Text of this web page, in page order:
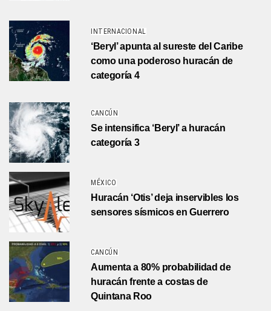
INTERNACIONAL
‘Beryl’ apunta al sureste del Caribe
como una poderoso huracán de
categoría 4
CANCÚN
Se intensifica ‘Beryl’ a huracán
categoría 3
MÉXICO
Huracán ‘Otis’ deja inservibles los
sensores sísmicos en Guerrero
CANCÚN
Aumenta a 80% probabilidad de
huracán frente a costas de
Quintana Roo